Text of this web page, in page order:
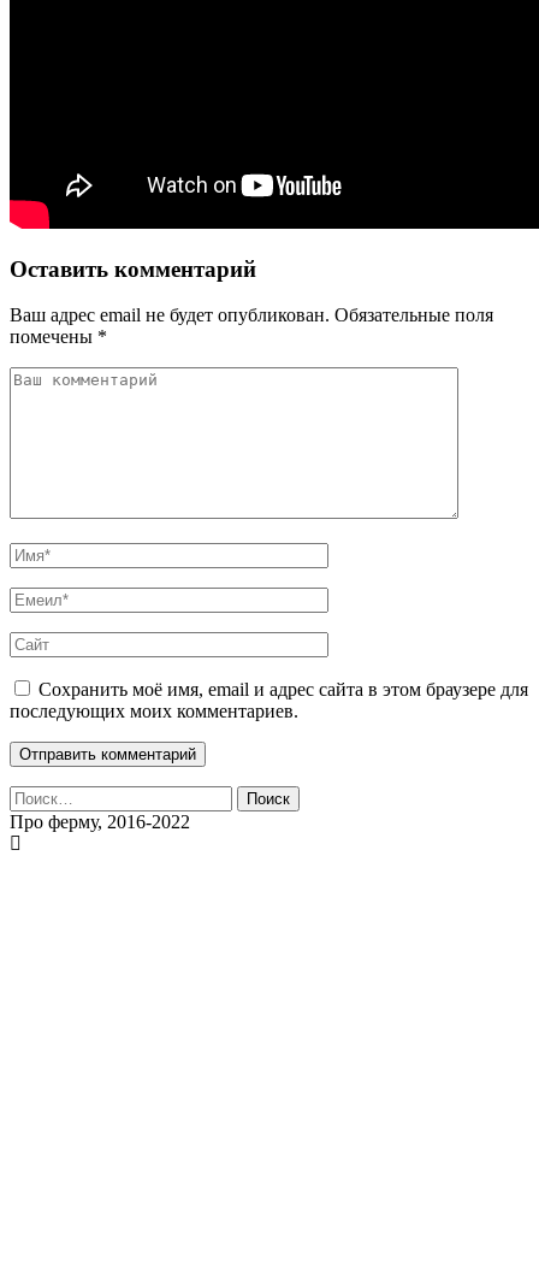
Оставить комментарий
Ваш адрес email не будет опубликован. Обязательные поля
помечены *
Сохранить моё имя, email и адрес сайта в этом браузере для
последующих моих комментариев.
Найти:
Про ферму, 2016-2022